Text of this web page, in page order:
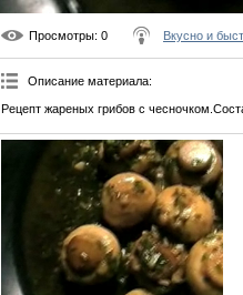
Просмотры: 0 Вкусно и
Описание материала:
Рецепт жареных грибов с